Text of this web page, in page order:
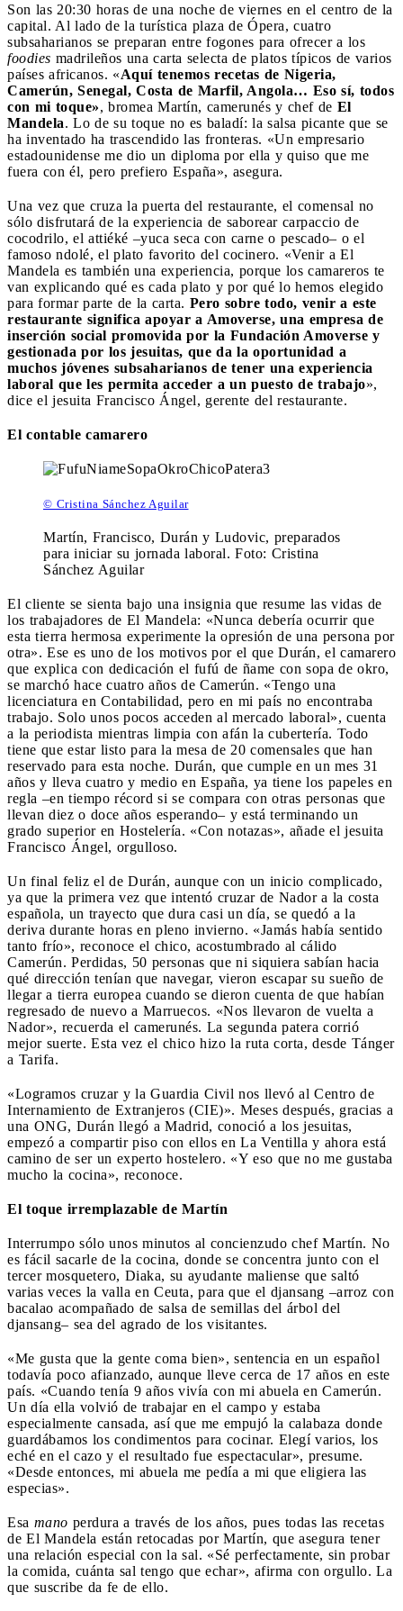
Son las 20:30 horas de una noche de viernes en el centro de la
capital. Al lado de la turística plaza de Ópera, cuatro
subsaharianos se preparan entre fogones para ofrecer a los
foodies madrileños una carta selecta de platos típicos de varios
países africanos. «Aquí tenemos recetas de Nigeria,
Camerún, Senegal, Costa de Marfil, Angola… Eso sí, todos
con mi toque», bromea Martín, camerunés y chef de El
Mandela. Lo de su toque no es baladí: la salsa picante que se
ha inventado ha trascendido las fronteras. «Un empresario
estadounidense me dio un diploma por ella y quiso que me
fuera con él, pero prefiero España», asegura.
Una vez que cruza la puerta del restaurante, el comensal no
sólo disfrutará de la experiencia de saborear carpaccio de
cocodrilo, el attiéké –yuca seca con carne o pescado– o el
famoso ndolé, el plato favorito del cocinero. «Venir a El
Mandela es también una experiencia, porque los camareros te
van explicando qué es cada plato y por qué lo hemos elegido
para formar parte de la carta. Pero sobre todo, venir a este
restaurante significa apoyar a Amoverse, una empresa de
inserción social promovida por la Fundación Amoverse y
gestionada por los jesuitas, que da la oportunidad a
muchos jóvenes subsaharianos de tener una experiencia
laboral que les permita acceder a un puesto de trabajo»,
dice el jesuita Francisco Ángel, gerente del restaurante.
El contable camarero
© Cristina Sánchez Aguilar
Martín, Francisco, Durán y Ludovic, preparados
para iniciar su jornada laboral. Foto: Cristina
Sánchez Aguilar
El cliente se sienta bajo una insignia que resume las vidas de
los trabajadores de El Mandela: «Nunca debería ocurrir que
esta tierra hermosa experimente la opresión de una persona por
otra». Ese es uno de los motivos por el que Durán, el camarero
que explica con dedicación el fufú de ñame con sopa de okro,
se marchó hace cuatro años de Camerún. «Tengo una
licenciatura en Contabilidad, pero en mi país no encontraba
trabajo. Solo unos pocos acceden al mercado laboral», cuenta
a la periodista mientras limpia con afán la cubertería. Todo
tiene que estar listo para la mesa de 20 comensales que han
reservado para esta noche. Durán, que cumple en un mes 31
años y lleva cuatro y medio en España, ya tiene los papeles en
regla –en tiempo récord si se compara con otras personas que
llevan diez o doce años esperando– y está terminando un
grado superior en Hostelería. «Con notazas», añade el jesuita
Francisco Ángel, orgulloso.
Un final feliz el de Durán, aunque con un inicio complicado,
ya que la primera vez que intentó cruzar de Nador a la costa
española, un trayecto que dura casi un día, se quedó a la
deriva durante horas en pleno invierno. «Jamás había sentido
tanto frío», reconoce el chico, acostumbrado al cálido
Camerún. Perdidas, 50 personas que ni siquiera sabían hacia
qué dirección tenían que navegar, vieron escapar su sueño de
llegar a tierra europea cuando se dieron cuenta de que habían
regresado de nuevo a Marruecos. «Nos llevaron de vuelta a
Nador», recuerda el camerunés. La segunda patera corrió
mejor suerte. Esta vez el chico hizo la ruta corta, desde Tánger
a Tarifa.
«Logramos cruzar y la Guardia Civil nos llevó al Centro de
Internamiento de Extranjeros (CIE)». Meses después, gracias a
una ONG, Durán llegó a Madrid, conoció a los jesuitas,
empezó a compartir piso con ellos en La Ventilla y ahora está
camino de ser un experto hostelero. «Y eso que no me gustaba
mucho la cocina», reconoce.
El toque irremplazable de Martín
Interrumpo sólo unos minutos al concienzudo chef Martín. No
es fácil sacarle de la cocina, donde se concentra junto con el
tercer mosquetero, Diaka, su ayudante maliense que saltó
varias veces la valla en Ceuta, para que el djansang –arroz con
bacalao acompañado de salsa de semillas del árbol del
djansang– sea del agrado de los visitantes.
«Me gusta que la gente coma bien», sentencia en un español
todavía poco afianzado, aunque lleve cerca de 17 años en este
país. «Cuando tenía 9 años vivía con mi abuela en Camerún.
Un día ella volvió de trabajar en el campo y estaba
especialmente cansada, así que me empujó la calabaza donde
guardábamos los condimentos para cocinar. Elegí varios, los
eché en el cazo y el resultado fue espectacular», presume.
«Desde entonces, mi abuela me pedía a mi que eligiera las
especias».
Esa mano perdura a través de los años, pues todas las recetas
de El Mandela están retocadas por Martín, que asegura tener
una relación especial con la sal. «Sé perfectamente, sin probar
la comida, cuánta sal tengo que echar», afirma con orgullo. La
que suscribe da fe de ello.